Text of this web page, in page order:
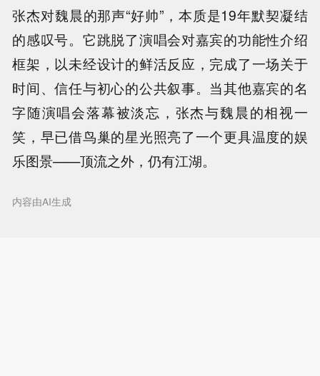
张杰对魏晨的那声“好帅”，本质是19年默契凝结
的感叹号。它跳脱了演唱会对嘉宾的功能性介绍
框架，以未经设计的鲜活反应，完成了一场关于
时间、信任与初心的公共叙事。当其他嘉宾的名
字随演唱会落幕被淡忘，张杰与魏晨的相视一
笑，早已借鸟巢的星光照亮了一个更具温度的娱
乐图景——顶流之外，仍有江湖。
内容由AI生成